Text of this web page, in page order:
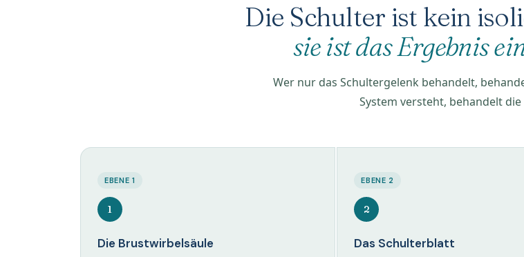
Die Schulter ist kein
sie ist das Ergebnis
Wer nur das Schultergelenk behandelt,
System versteht, behandelt die
EBENE 1
1
Die Brustwirbelsäule
EBENE 2
2
Das Schulterblatt